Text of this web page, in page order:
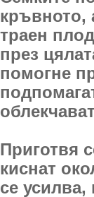
кръвното,
траен
през
помогне
Приготвя
киснат
се усилва,